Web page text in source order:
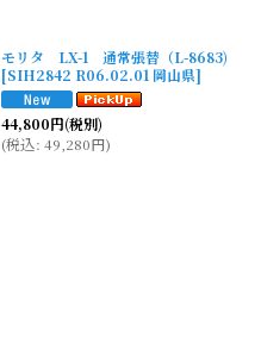
モリタ LX-1 通常張替（L-8683)
[SIH2842 R06.02.01 岡山県]
44,800円(税別)
(税込: 49,280円)